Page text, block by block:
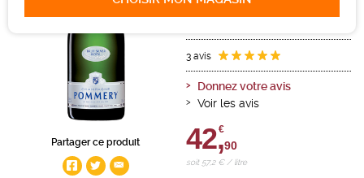
Partager ce produit
3 avis
Donnez votre avis
Voir les avis
42,
€
90
soit 57,2 € / litre